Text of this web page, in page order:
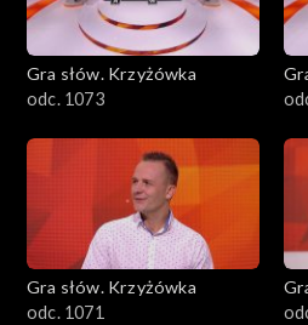
Gra słów. Krzyżówka
odc. 1073
Gra słów. Krzyżówka
odc. 1071